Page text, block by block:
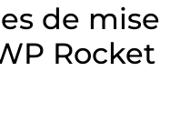
de mise
Rocket